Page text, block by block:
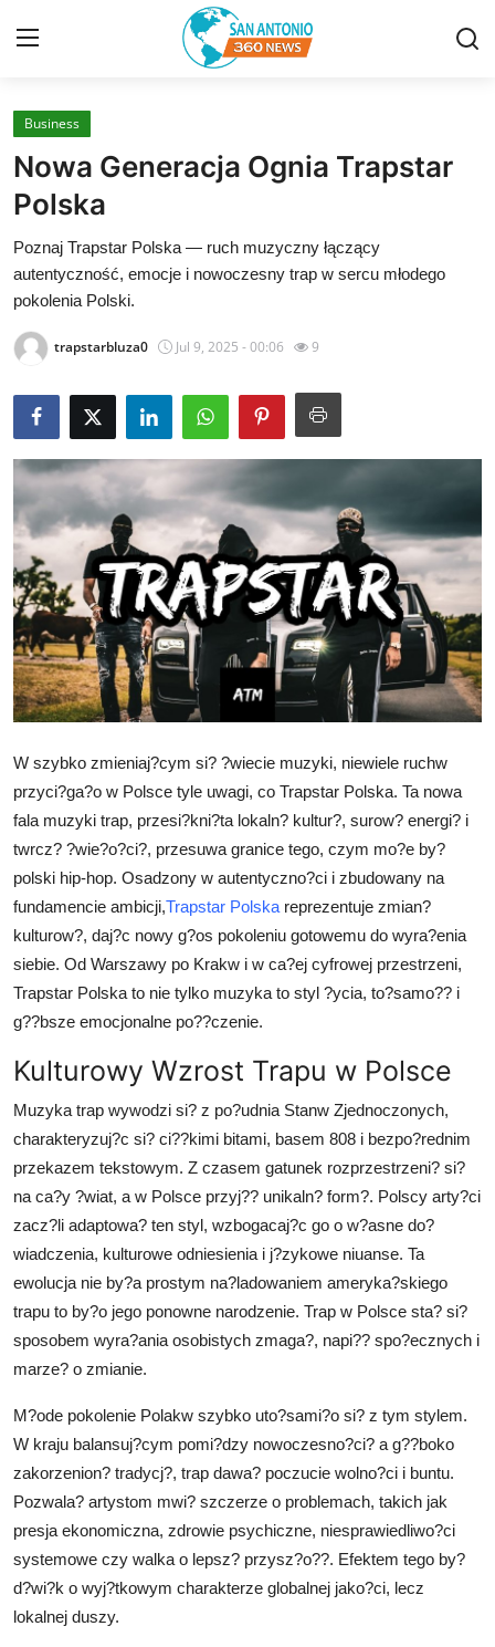
Home
Contact
Privacy Policy
About
News Network
Submit Press Release
Guest Posting
Advertise with US
Top 10
How To
Support Number
Crypto
Business
Finance
Tech
Real Estate
General
Press Release
Business
Nowa Generacja Ognia Trapstar
Polska
Poznaj Trapstar Polska — ruch muzyczny łączący
autentyczność, emocje i nowoczesny trap w sercu młodego
pokolenia Polski.
trapstarbluza0 Jul 9, 2025 - 00:06 9
W szybko zmieniaj?cym si? ?wiecie muzyki, niewiele ruchw
przyci?ga?o w Polsce tyle uwagi, co Trapstar Polska. Ta nowa
fala muzyki trap, przesi?kni?ta lokaln? kultur?, surow? energi? i
twrcz? ?wie?o?ci?, przesuwa granice tego, czym mo?e by?
polski hip-hop. Osadzony w autentyczno?ci i zbudowany na
fundamencie ambicji,Trapstar Polska reprezentuje zmian?
kulturow?, daj?c nowy g?os pokoleniu gotowemu do wyra?enia
siebie. Od Warszawy po Krakw i w ca?ej cyfrowej przestrzeni,
Trapstar Polska to nie tylko muzyka to styl ?ycia, to?samo?? i
g??bsze emocjonalne po??czenie.
Kulturowy Wzrost Trapu w Polsce
Muzyka trap wywodzi si? z po?udnia Stanw Zjednoczonych,
charakteryzuj?c si? ci??kimi bitami, basem 808 i bezpo?rednim
przekazem tekstowym. Z czasem gatunek rozprzestrzeni? si?
na ca?y ?wiat, a w Polsce przyj?? unikaln? form?. Polscy arty?ci
zacz?li adaptowa? ten styl, wzbogacaj?c go o w?asne do?
wiadczenia, kulturowe odniesienia i j?zykowe niuanse. Ta
ewolucja nie by?a prostym na?ladowaniem ameryka?skiego
trapu to by?o jego ponowne narodzenie. Trap w Polsce sta? si?
sposobem wyra?ania osobistych zmaga?, napi?? spo?ecznych i
marze? o zmianie.
M?ode pokolenie Polakw szybko uto?sami?o si? z tym stylem.
W kraju balansuj?cym pomi?dzy nowoczesno?ci? a g??boko
zakorzenion? tradycj?, trap dawa? poczucie wolno?ci i buntu.
Pozwala? artystom mwi? szczerze o problemach, takich jak
presja ekonomiczna, zdrowie psychiczne, niesprawiedliwo?ci
systemowe czy walka o lepsz? przysz?o??. Efektem tego by?
d?wi?k o wyj?tkowym charakterze globalnej jako?ci, lecz
lokalnej duszy.